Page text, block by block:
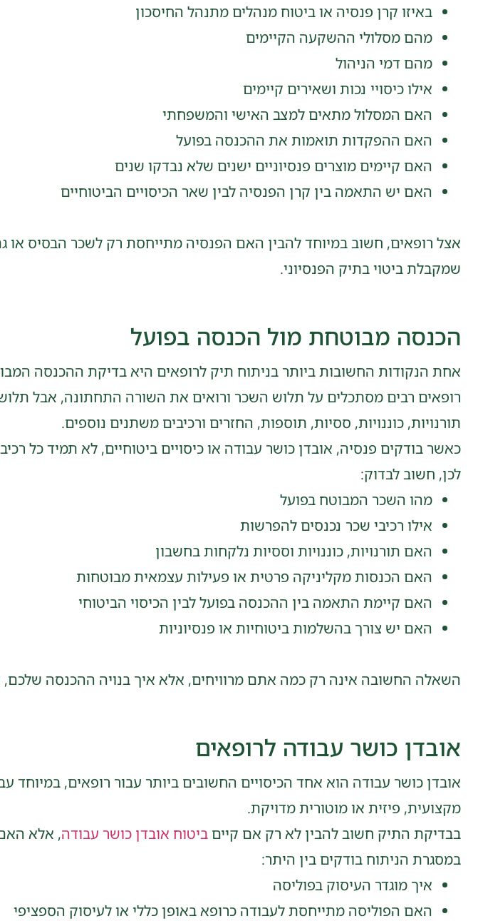
באיזו קרן פנסיה או ביטוח מנהלים מתנהל החיסכון
מהם מסלולי ההשקעה הקיימים
מהם דמי הניהול
אילו כיסויי נכות ושאירים קיימים
האם המסלול מתאים למצב האישי והמשפחתי
האם ההפקדות תואמות את ההכנסה בפועל
האם קיימים מוצרים פנסיוניים ישנים שלא נבדקו שנים
האם יש התאמה בין קרן הפנסיה לבין שאר הכיסויים הביטוחיים
אצל רופאים, חשוב במיוחד להבין האם הפנסיה מתייחסת רק לשכר הבסיס או
שמקבלת ביטוי בתיק הפנסיוני.
הכנסה מבוטחת מול הכנסה בפועל
אחת הנקודות החשובות ביותר בניתוח תיק לרופאים היא בדיקת ההכנסה
רופאים רבים מסתכלים על תלוש השכר ורואים את השורה התחתונה, אבל
תורנויות, כוננויות, ססיות, תוספות, החזרים ורכיבים משתנים נוספים.
כאשר בודקים פנסיה, אובדן כושר עבודה או כיסויים ביטוחיים, לא תמיד כל
לכן, חשוב לבדוק:
מהו השכר המבוטח בפועל
אילו רכיבי שכר נכנסים להפרשות
האם תורנויות, כוננויות וססיות נלקחות בחשבון
האם הכנסות מקליניקה פרטית או פעילות עצמאית מבוטחות
האם קיימת התאמה בין ההכנסה בפועל לבין הכיסוי הביטוחי
האם יש צורך בהשלמות ביטוחיות או פנסיוניות
השאלה החשובה אינה רק כמה אתם מרוויחים, אלא איך בנויה ההכנסה שלכם,
אובדן כושר עבודה לרופאים
אובדן כושר עבודה הוא אחד הכיסויים החשובים ביותר עבור רופאים, במיוחד
מקצועית, פיזית או מוטורית מדויקת.
בבדיקת התיק חשוב להבין לא רק אם קיים ביטוח אובדן כושר עבודה, אלא
במסגרת הניתוח בודקים בין היתר:
איך מוגדר העיסוק בפוליסה
האם הפוליסה מתייחסת לעבודה כרופא באופן כללי או לעיסוק הספציפי